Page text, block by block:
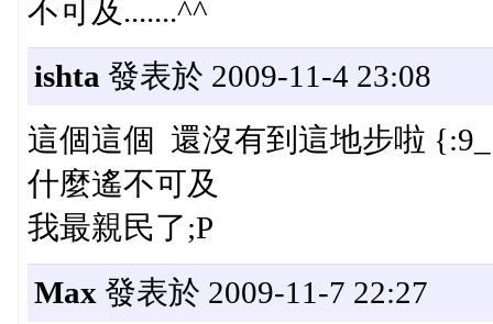
不可及.......^^
ishta 發表於 2009-11-4 23:08
這個這個 還沒有到這地步啦
什麼遙不可及
我最親民了;P
Max 發表於 2009-11-7 22:27